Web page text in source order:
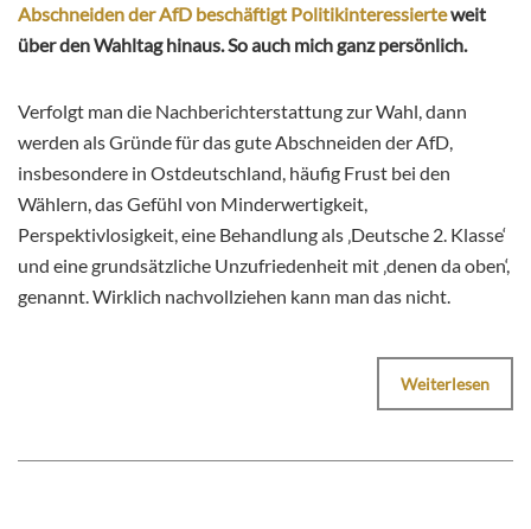
Abschneiden der AfD beschäftigt Politikinteressierteweit
über den Wahltag hinaus. So auch mich ganz persönlich.
Verfolgt man die Nachberichterstattung zur Wahl, dann
werden als Gründe für das gute Abschneiden der AfD,
insbesondere in Ostdeutschland, häufig Frust bei den
Wählern, das Gefühl von Minderwertigkeit,
Perspektivlosigkeit, eine Behandlung als ‚Deutsche 2. Klasse‘
und eine grundsätzliche Unzufriedenheit mit ‚denen da oben‘,
genannt. Wirklich nachvollziehen kann man das nicht.
Weiterlesen